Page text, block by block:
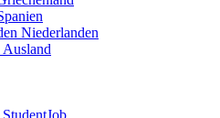
Niederlanden